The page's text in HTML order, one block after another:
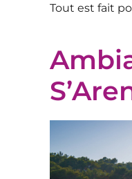
Tout est fait